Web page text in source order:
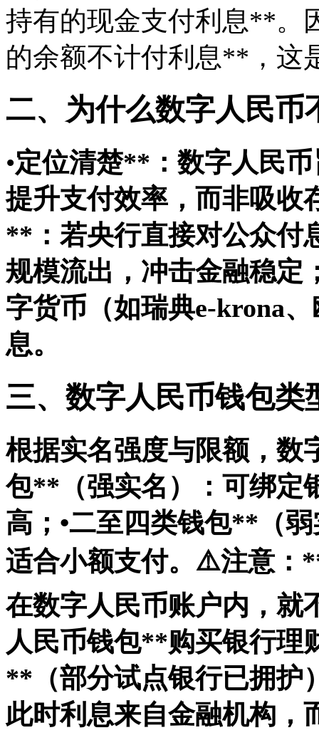
持有的现金支付利息**。
的余额不计付利息**，这
二、为什么数字人民币
•定位清楚**：数字人民
提升支付效率，而非吸收
**：若央行直接对公众付
规模流出，冲击金融稳定
字货币（如瑞典e-krona
息。
三、数字人民币钱包类
根据实名强度与限额，数
包**（强实名）：可绑定
高；•二至四类钱包**（
适合小额支付。⚠️注意：
在数字人民币账户内，就
人民币钱包**购买银行理
**（部分试点银行已拥
此时利息来自金融机构，